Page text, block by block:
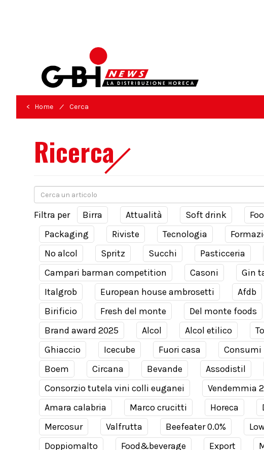
< Home / Cerca
Ricerca
Filtra per Birra Attualità Soft drink
Packaging
Riviste Tecnologia
No alcol
Spritz Succhi Pasticceria
Campari barman competition
Casoni Gin
Italgrob
European house ambrosetti Afdb
Birificio
Fresh del monte Del monte foods
Brand award 2025
Alcol Alcol etilico
Ghiaccio
Icecube Fuori casa Consumi
Boem
Circana Bevande Assodistil
Consorzio tutela vini colli euganei
Vendemmia
Amara calabria
Marco crucitti Horeca
Mercosur
Valfrutta Beefeater 0.0%
Doppiomalto
Food&beverage Export